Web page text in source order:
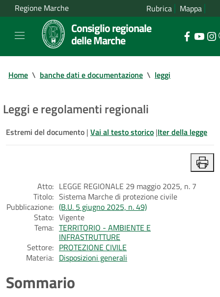
Regione Marche Rubrica Mappa
Consiglio regionale
delle Marche
Home \ banche dati e documentazione \ leggi
Leggi e regolamenti regionali
Estremi del documento | Vai al testo storico |Iter della legge
Atto: LEGGE REGIONALE 29 maggio 2025, n. 7
Titolo: Sistema Marche di protezione civile
Pubblicazione: (B.U. 5 giugno 2025, n. 49)
Stato: Vigente
Tema: TERRITORIO - AMBIENTE E
INFRASTRUTTURE
Settore: PROTEZIONE CIVILE
Materia: Disposizioni generali
Sommario